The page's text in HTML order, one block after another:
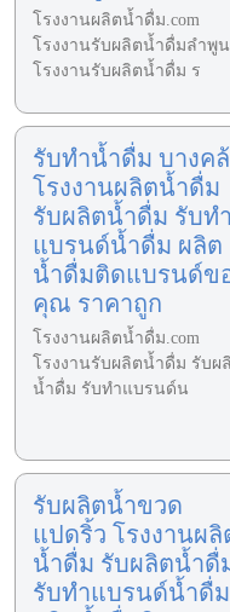
โรงงานผลิตน้ำดื่ม.com
โรงงานรับผลิตน้ำดื่มลำพูน
โรงงานรับผลิตน้ำดื่ม ร
รับทำน้ำดื่ม บางค
โรงงานผลิตน้ำดื่ม
รับผลิตน้ำดื่ม รับทำ
แบรนด์น้ำดื่ม ผลิต
น้ำดื่มติดแบรนด์ข
คุณ ราคาถูก
โรงงานผลิตน้ำดื่ม.com
โรงงานรับผลิตน้ำดื่ม รับผ
น้ำดื่ม รับทำแบรนด์น
รับผลิตน้ำขวด
แปดริ้ว โรงงานผลิ
น้ำดื่ม รับผลิตน้ำดื่
รับทำแบรนด์น้ำดื่ม